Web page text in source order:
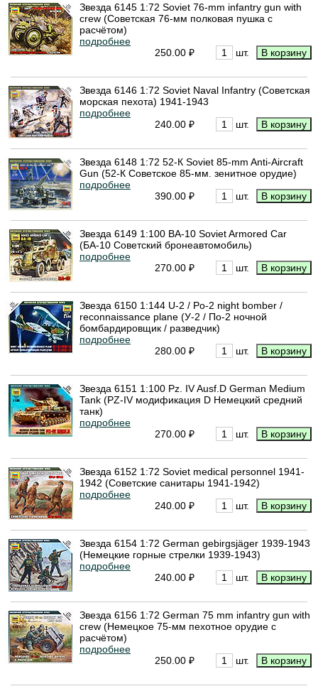
Звезда 6145 1:72 Soviet 76-mm infantry gun with
crew (Советская 76-мм полковая пушка с
расчётом)
подробнее
250.00 ₽
шт.
Звезда 6146 1:72 Soviet Naval Infantry (Советская
морская пехота) 1941-1943
подробнее
240.00 ₽
шт.
Звезда 6148 1:72 52-К Soviet 85-mm Anti-Aircraft
Gun (52-К Советское 85-мм. зенитное орудие)
подробнее
390.00 ₽
шт.
Звезда 6149 1:100 BA-10 Soviet Armored Car
(БА-10 Советский бронеавтомобиль)
подробнее
270.00 ₽
шт.
Звезда 6150 1:144 U-2 / Po-2 night bomber /
reconnaissance plane (У-2 / По-2 ночной
бомбардировщик / разведчик)
подробнее
280.00 ₽
шт.
Звезда 6151 1:100 Pz. IV Ausf.D German Medium
Tank (PZ-IV модификация D Немецкий средний
танк)
подробнее
270.00 ₽
шт.
Звезда 6152 1:72 Soviet medical personnel 1941-
1942 (Советские санитары 1941-1942)
подробнее
240.00 ₽
шт.
Звезда 6154 1:72 German gebirgsjäger 1939-1943
(Немецкие горные стрелки 1939-1943)
подробнее
240.00 ₽
шт.
Звезда 6156 1:72 German 75 mm infantry gun with
crew (Немецкое 75-мм пехотное орудие с
расчётом)
подробнее
250.00 ₽
шт.